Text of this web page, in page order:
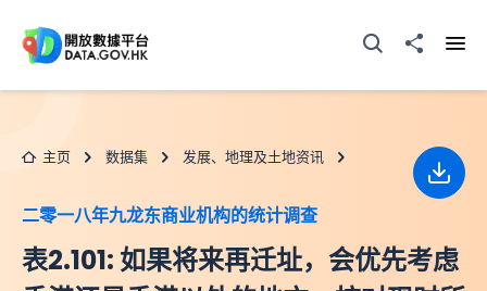
打开搜寻器分享至
主页 数据集 发展、地理及土地资讯
二零一八年九龙东商业机构的统计调查
表2.101: 如果将来再迁址，会优先考虑
下载